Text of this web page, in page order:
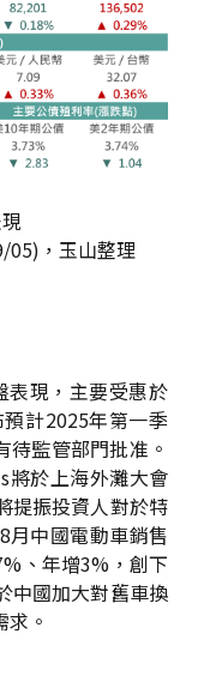
，玉山整理
表現，主要受惠於
計2025年第一季
待監管部門批准。
於上海外灘大會
提振投資人對於特
月中國電動車銷售
、年增3%，創下
中國加大對舊車換
。